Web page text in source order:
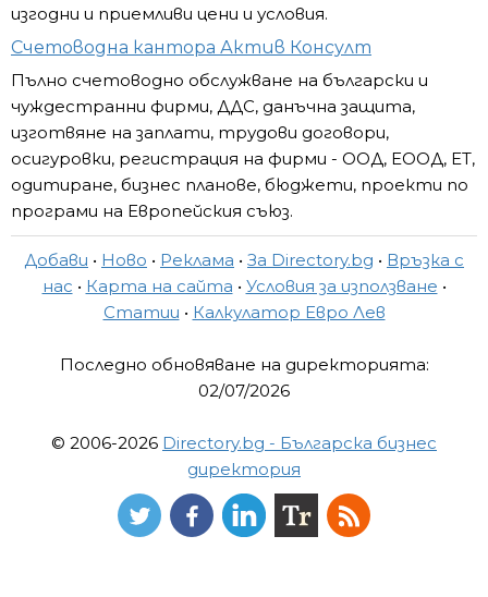
изгодни и приемливи цени и условия.
Счетоводна кантора Актив Консулт
Пълно счетоводно обслужване на български и
чуждестранни фирми, ДДС, данъчна защита,
изготвяне на заплати, трудови договори,
осигуровки, регистрация на фирми - ООД, ЕООД, ЕТ,
одитиране, бизнес планове, бюджети, проекти по
програми на Европейския съюз.
Добави • Ново • Реклама • За Directory.bg • Връзка с
нас • Карта на сайта • Условия за използване •
Статии • Калкулатор Евро Лев
Последно обновяване на директорията:
02/07/2026
© 2006-2026 Directory.bg - Българска бизнес
директория